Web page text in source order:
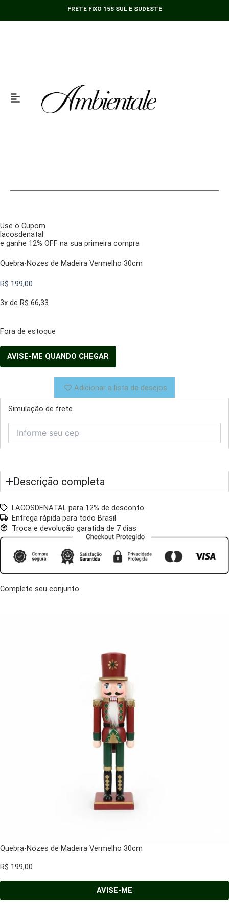
FRETE FIXO 15$ SUL E SUDESTE
Use o Cupom
lacosdenatal
e ganhe 12% OFF na sua primeira compra
Quebra-Nozes de Madeira Vermelho 30cm
R$ 199,00
3x de R$ 66,33
Fora de estoque
Adicionar a lista de desejos
Simulação de frete
Descrição completa
LACOSDENATAL para 12% de desconto
Entrega rápida para todo Brasil
Troca e devolução garatida de 7 dias
Complete seu conjunto
Quebra-Nozes de Madeira Vermelho 30cm
R$ 199,00
AVISE-ME